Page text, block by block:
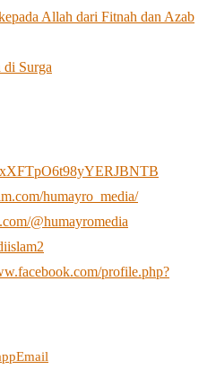
Allah dari Fitnah dan Azab
di Surga
humayro_media/
@humayromedia
profile.php?
Email